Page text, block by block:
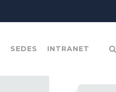
SEDES INTRANET